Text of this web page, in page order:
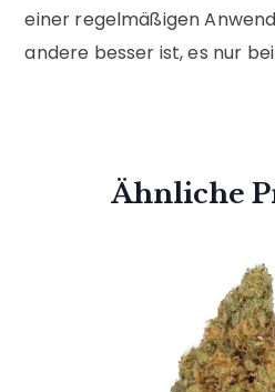
einer regelmäßigen
andere besser ist, es nur
Ähnliche